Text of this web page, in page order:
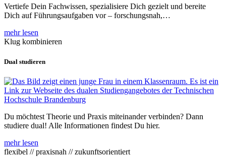
Vertiefe Dein Fachwissen, spezialisiere Dich gezielt und bereite
Dich auf Führungsaufgaben vor – forschungsnah,…
mehr lesen
Klug kombinieren
Dual studieren
Du möchtest Theorie und Praxis miteinander verbinden? Dann
studiere dual! Alle Informationen findest Du hier.
mehr lesen
flexibel // praxisnah // zukunftsorientiert